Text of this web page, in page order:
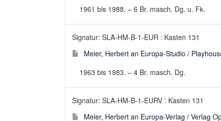
1961 bis 1988. – 6 Br. masch. Dg. u. Fk.
Signatur: SLA-HM-B-1-EUR : Kasten 131
Meier, Herbert an Europa-Studio /
1963 bis 1983. – 4 Br. masch. Dg.
Signatur: SLA-HM-B-1-EURV : Kasten 131
Meier, Herbert an Europa-Verlag / Verlag